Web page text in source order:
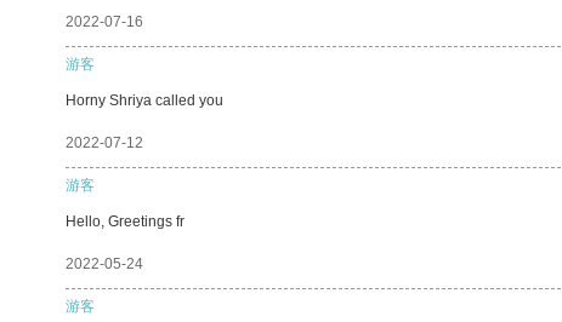
2022-07-16
游客
Horny Shriya called you
2022-07-12
游客
Hello, Greetings fr
2022-05-24
游客